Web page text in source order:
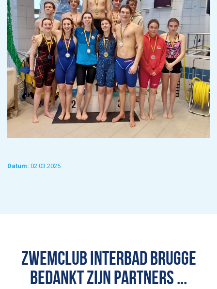
Datum: 02.03.2025
ZWEMCLUB INTERBAD BRUGGE
BEDANKT ZIJN PARTNERS ...